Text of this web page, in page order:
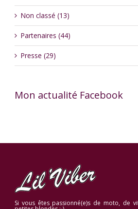
Non classé (13)
Partenaires (44)
Presse (29)
Mon actualité Facebook
Si vous êtes passionné(e)s de moto, de